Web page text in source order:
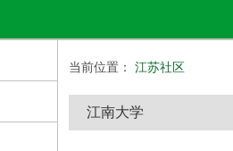
当前位置： 江苏社区
江南大学